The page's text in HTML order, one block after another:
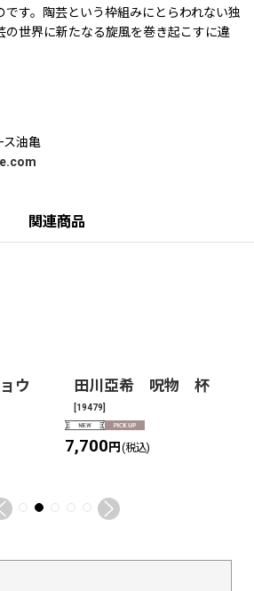
す。陶芸という枠組みにとらわれない独
の世界に新たなる旋風を巻き起こすに違
ス油亀
関連商品
ウ
田川亞希 呪物 杯
[19479]
7,700円 (税込)